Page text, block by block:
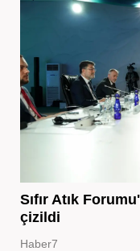
Sıfır Atık
çizildi
Haber7